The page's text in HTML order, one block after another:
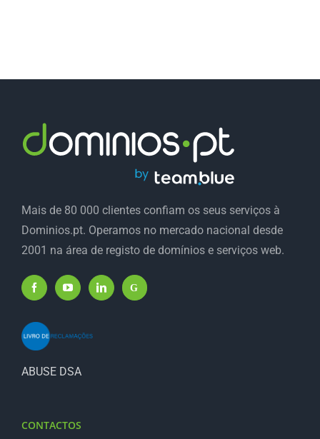
Mais de 80 000 clientes confiam os seus serviços à
Dominios.pt. Operamos no mercado nacional desde
2001 na área de registo de domínios e serviços web.
ABUSE DSA
CONTACTOS